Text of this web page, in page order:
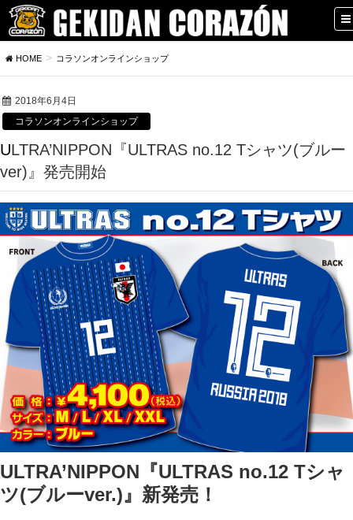
HOME コラソンオンラインショップ
2018年6月4日
コラソンオンラインショップ
ULTRA’NIPPON『ULTRAS no.12 Tシャツ(ブルー
ver)』発売開始
ULTRA’NIPPON『ULTRAS no.12 Tシャ
ツ(ブルーver.)』新発売！